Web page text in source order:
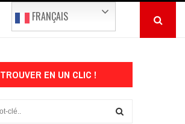
FRANÇAIS
TROUVER EN UN CLIC !